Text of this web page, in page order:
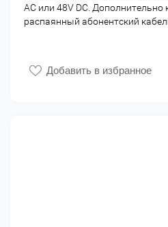
AC или 48V DC. Дополнительно
распаянный абонентский
Добавить в избранное